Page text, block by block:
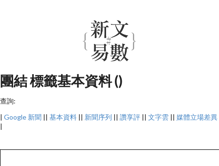
團結 標籤基本資料 ()
查詢:
| Google 新聞 || 基本資料 || 新聞序列 || 讚享評 || 文字雲 || 媒體立場差異
|